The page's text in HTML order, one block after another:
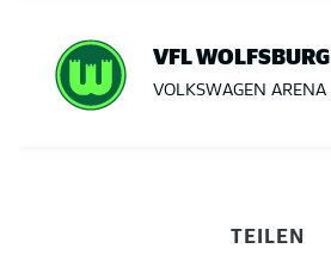
VFL WOLFSBURG
VOLKSWAGEN ARENA
TEILEN